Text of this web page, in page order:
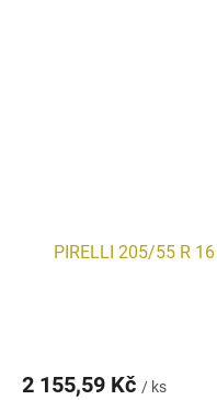
PIRELLI 205/55 R
2 155,59 Kč / ks